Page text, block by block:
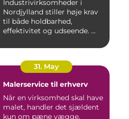
Industrivirksomheder i
Nordjylland stiller høje krav
til både holdbarhed,
effektivitet og udseende. ...
31. May
Malerservice til erhverv
Når en virksomhed skal have
malet, handler det sjældent
kun om pæne vægge.